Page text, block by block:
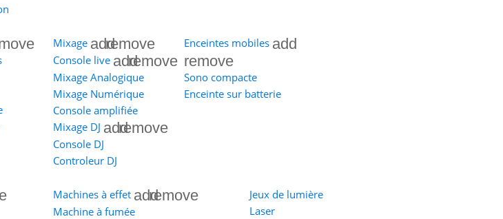
Mixage addremove
Console live addremove
Mixage Analogique
Mixage Numérique
Console amplifiée
Mixage DJ addremove
Console DJ
Controleur DJ
Enceintes mobiles add
remove
Sono compacte
Enceinte sur batterie
Machines à effet addremove
Machine à fumée
Jeux de lumière
Laser